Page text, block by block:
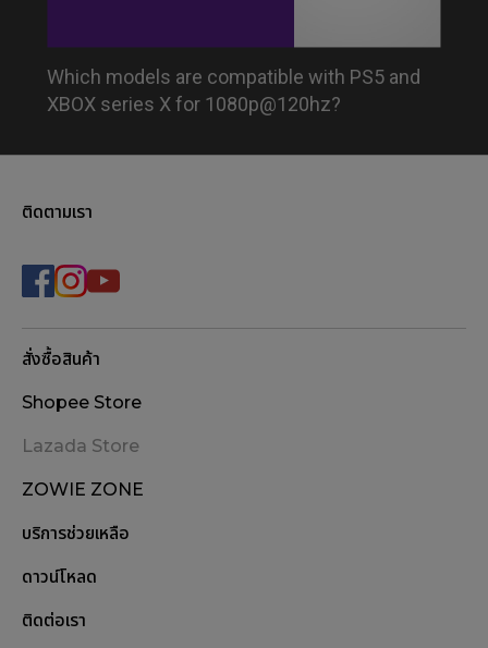
Which models are compatible with PS5 and
XBOX series X for 1080p@120hz?
ติดตามเรา
สั่งซื้อสินค้า
Shopee Store
Lazada Store
ZOWIE ZONE
บริการช่วยเหลือ
ดาวน์โหลด
ติดต่อเรา